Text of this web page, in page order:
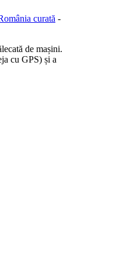
curată -
de mașini.
cu GPS) și a